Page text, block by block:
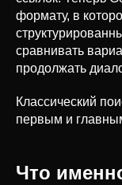
формату, в
сравнивать
продолжать
Классический
первым и
Что